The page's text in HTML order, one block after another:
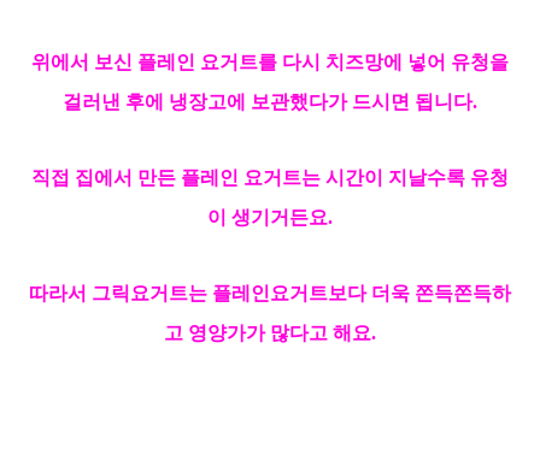
위에서 보신 플레인 요거트를 다시 치즈망에 넣어 유청을
걸러낸 후에
냉장고에 보관했다가 드시면 됩니다.
직접 집에서 만든 플레인 요거트는 시간이 지날수록 유청
이 생기거든요.
따라서 그릭요거트는 플레인요거트보다 더욱 쫀득쫀득하
고 영양가가 많다고 해요.